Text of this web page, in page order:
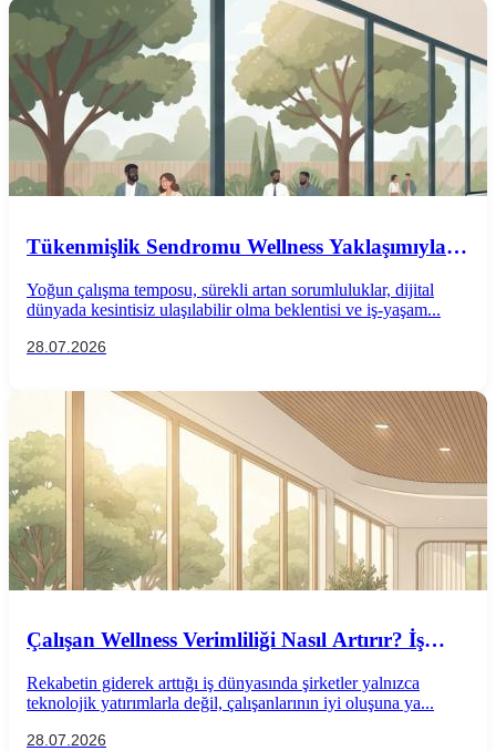
Tükenmişlik Sendromu Wellness Yaklaşımıyla
Yoğun çalışma temposu, sürekli artan sorumluluklar, dijital
dünyada kesintisiz ulaşılabilir olma beklentisi ve iş-yaşam...
28.07.2026
Çalışan Wellness Verimliliği Nasıl Artırır? İş
Uygulamaları
Rekabetin giderek arttığı iş dünyasında şirketler yalnızca
teknolojik yatırımlarla değil, çalışanlarının iyi oluşuna ya...
28.07.2026